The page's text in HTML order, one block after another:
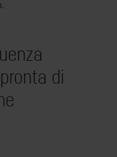
di